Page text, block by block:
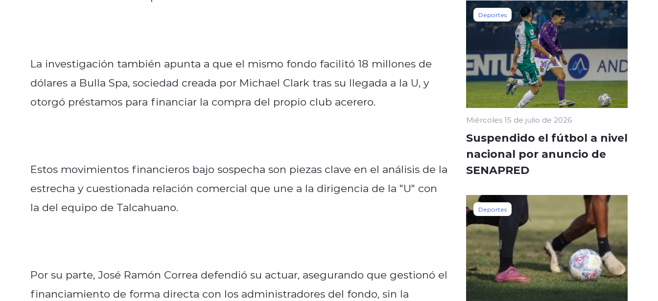
La investigación también apunta a que el mismo fondo facilitó 18 millones de
dólares a Bulla Spa, sociedad creada por Michael Clark tras su llegada a la U, y
otorgó préstamos para financiar la compra del propio club acerero.
Estos movimientos financieros bajo sospecha son piezas clave en el análisis de la
estrecha y cuestionada relación comercial que une a la dirigencia de la "U" con
la del equipo de Talcahuano.
Por su parte, José Ramón Correa defendió su actuar, asegurando que gestionó el
financiamiento de forma directa con los administradores del fondo, sin la
Deportes
Miércoles 15 de julio de 2026
Suspendido el fútbol a nivel
nacional por anuncio de
SENAPRED
Deportes